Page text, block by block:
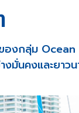
องกลุ่ม
มั่นคงและยาว